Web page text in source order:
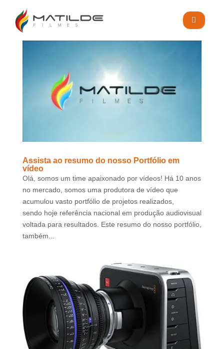
Assista ao resumo do nosso Portfólio em
vídeo
Olá, somos um time apaixonado por vídeos! Há 10 anos
no mercado, somos uma produtora de vídeo que
acumulou vasto portfólio de projetos realizados,
sendo hoje referência nacional em produção audiovisual
voltada para resultados. Este resumo do nosso portfólio,
também...